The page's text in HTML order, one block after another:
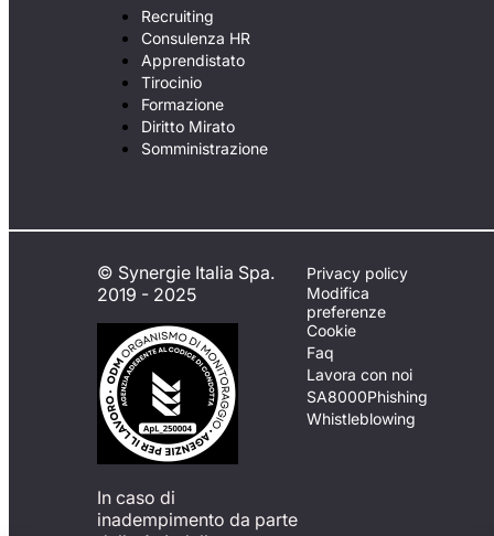
Recruiting
Consulenza HR
Apprendistato
Tirocinio
Formazione
Diritto Mirato
Somministrazione
© Synergie Italia Spa.
2019 - 2025
In caso di
inadempimento da parte
Privacy policy
Modifica
preferenze
Cookie
Faq
Lavora con noi
SA8000Phishing
Whistleblowing